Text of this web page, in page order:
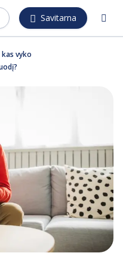
Savitarna
vyko